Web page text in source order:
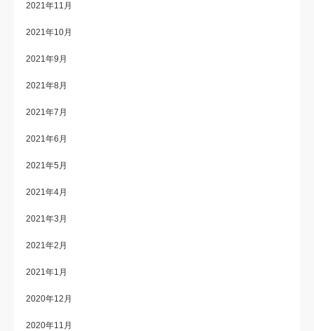
2021年11月
2021年10月
2021年9月
2021年8月
2021年7月
2021年6月
2021年5月
2021年4月
2021年3月
2021年2月
2021年1月
2020年12月
2020年11月